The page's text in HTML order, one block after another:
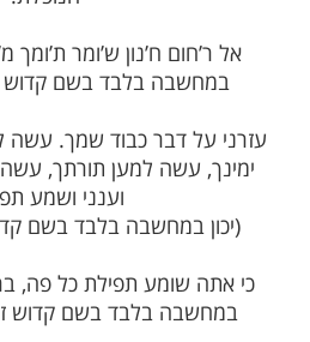
את לבי אל האישה
אתרשם מיופי או רכוש
ויופי אמיתי.
אחר יצרי הרע, רק אחר
בי.
חלילה במחשבות זרות,
להקים שכינתא מעפרא